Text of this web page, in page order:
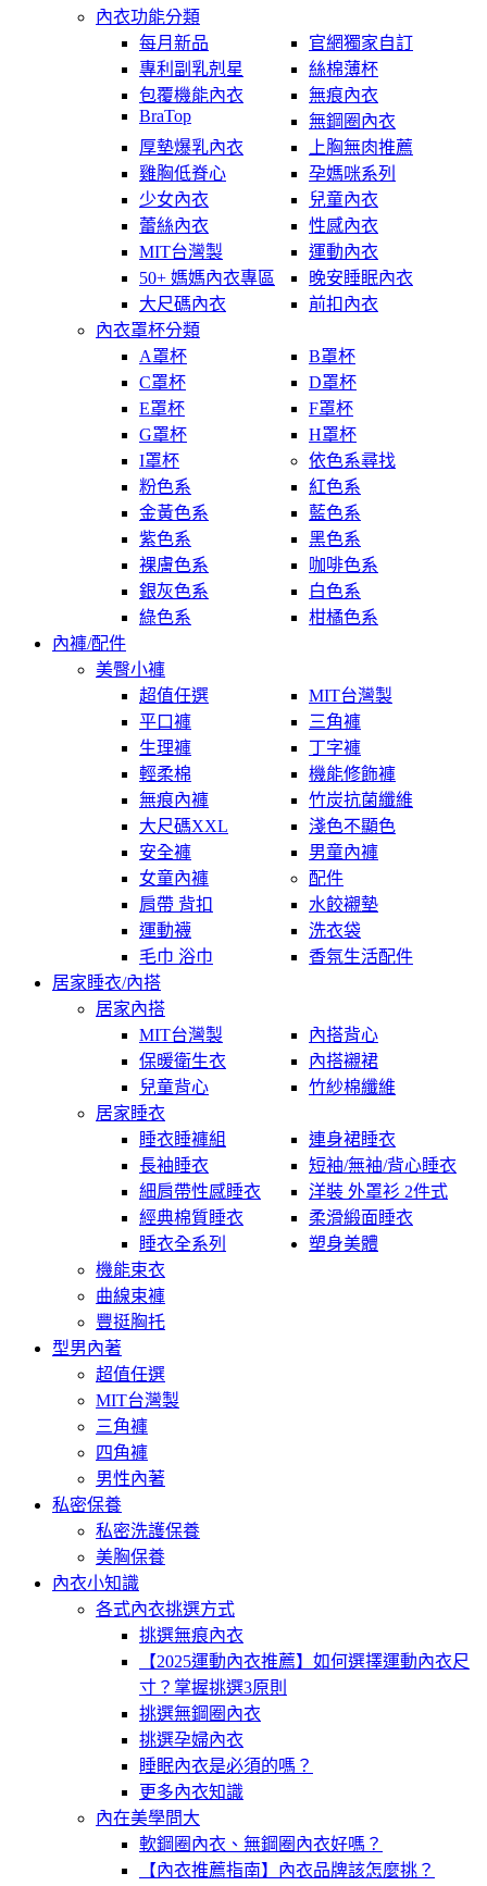
內衣功能分類
每月新品
官網獨家自訂
專利副乳剋星
絲棉薄杯
包覆機能內衣
無痕內衣
BraTop
無鋼圈內衣
厚墊爆乳內衣
上胸無肉推薦
雞胸低脊心
孕媽咪系列
少女內衣
兒童內衣
蕾絲內衣
性感內衣
MIT台灣製
運動內衣
50+ 媽媽內衣專區
晚安睡眠內衣
大尺碼內衣
前扣內衣
內衣罩杯分類
A罩杯
B罩杯
C罩杯
D罩杯
E罩杯
F罩杯
G罩杯
H罩杯
I罩杯
依色系尋找
粉色系
紅色系
金黃色系
藍色系
紫色系
黑色系
裸膚色系
咖啡色系
銀灰色系
白色系
綠色系
柑橘色系
內褲/配件
美臀小褲
超值任選
MIT台灣製
平口褲
三角褲
生理褲
丁字褲
輕柔棉
機能修飾褲
無痕內褲
竹炭抗菌纖維
大尺碼XXL
淺色不顯色
安全褲
男童內褲
女童內褲
配件
肩帶 背扣
水餃襯墊
運動襪
洗衣袋
毛巾 浴巾
香氛生活配件
居家睡衣/內搭
居家內搭
MIT台灣製
內搭背心
保暖衛生衣
內搭襯裙
兒童背心
竹紗棉纖維
居家睡衣
睡衣睡褲組
連身裙睡衣
長袖睡衣
短袖/無袖/背心睡衣
細肩帶性感睡衣
洋裝 外罩衫 2件式
經典棉質睡衣
柔滑緞面睡衣
睡衣全系列
塑身美體
機能束衣
曲線束褲
豐挺胸托
型男內著
超值任選
MIT台灣製
三角褲
四角褲
男性內著
私密保養
私密洗護保養
美胸保養
內衣小知識
各式內衣挑選方式
挑選無痕內衣
【2025運動內衣推薦】如何選擇運動內衣尺
寸？掌握挑選3原則
挑選無鋼圈內衣
挑選孕婦內衣
睡眠內衣是必須的嗎？
更多內衣知識
內在美學問大
軟鋼圈內衣、無鋼圈內衣好嗎？
【內衣推薦指南】內衣品牌該怎麼挑？